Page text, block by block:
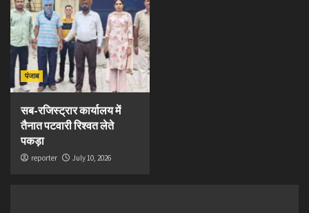
पंजाब
सब-रजिस्ट्रार कार्यालय में
तैनात पटवारी रिश्वत लेते
पकड़ा
reporter July 10, 2026